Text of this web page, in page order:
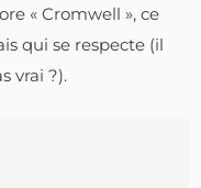
« Cromwell », ce
qui se respecte (il
vrai ?).